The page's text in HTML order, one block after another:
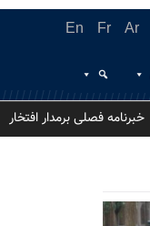
En Fr Ar
خبرنامه فصلی برمدار افتخار